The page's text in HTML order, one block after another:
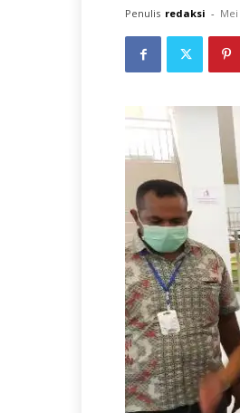
Penulis redaksi - Mei